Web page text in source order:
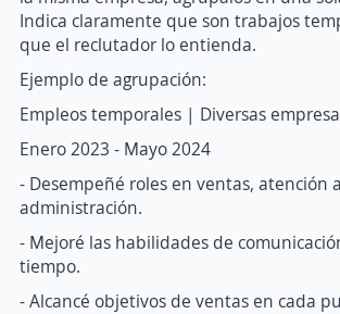
Indica claramente que son trabajos
que el reclutador lo entienda.
Ejemplo de agrupación:
Empleos temporales | Diversas
Enero 2023 - Mayo 2024
- Desempeñé roles en ventas, atención
administración.
- Mejoré las habilidades de
tiempo.
- Alcancé objetivos de ventas en cada